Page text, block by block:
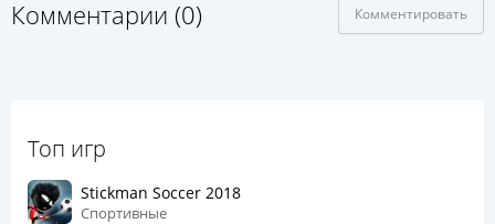
Комментарии (0) Комментировать
Топ игр
Stickman Soccer 2018
Спортивные